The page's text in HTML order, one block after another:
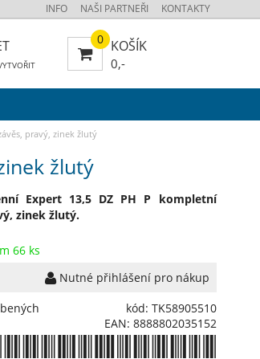
pravý, zinek žlutý
žlutý
Expert 13,5 DZ PH P kompletní
zinek žlutý.
66 ks
Nutné přihlášení pro nákup
kód: TK58905510
EAN: 8888802035152
INFO NAŠI PARTNEŘI KONTAKTY
0 KOŠÍK
0,-